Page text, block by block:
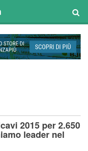
2015 per 2.650
leader nel